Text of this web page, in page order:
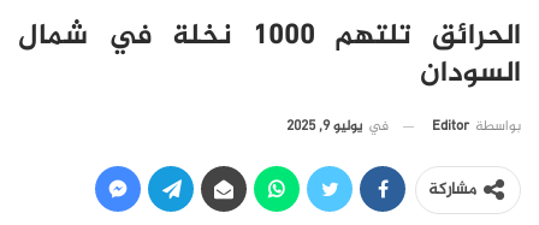
الحرائق تلتهم 1000 نخلة في شمال
السودان
بواسطة Editor في يوليو 9, 2025
مشاركة